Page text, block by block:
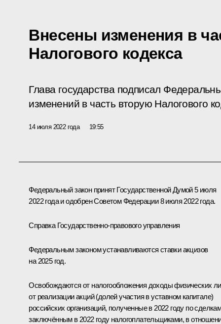
Внесены изменения в
Налогового кодекса
Глава государства подписал
изменений в часть вторую Налогового
14 июля 2022 года 19:55
Федеральный закон принят Государственной Думой 5 июля
2022 года и одобрен Советом Федерации 8 июля 2022 года.
Справка Государственно-правового управления
Федеральным законом устанавливаются ставки акцизов
на 2025 год.
Освобождаются от налогообложения доходы физических
от реализации акций (долей участия в уставном капитале)
российских организаций, полученные в 2022 году по
заключённым в 2022 году налогоплательщиками, в